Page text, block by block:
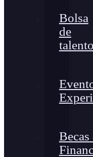
Bolsa
de
talento